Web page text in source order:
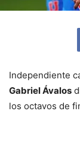
Independiente
Gabriel Ávalos
los octavos de